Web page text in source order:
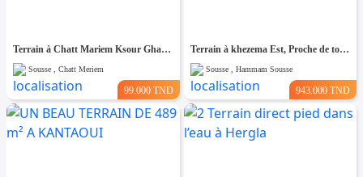
Terrain à Chatt Mariem Ksour Gharnata
Sousse , Chatt Meriem
99.000 TND
Terrain à khezema Est, Proche de toutes Commodités
Sousse , Hammam Sousse
943.000 TND